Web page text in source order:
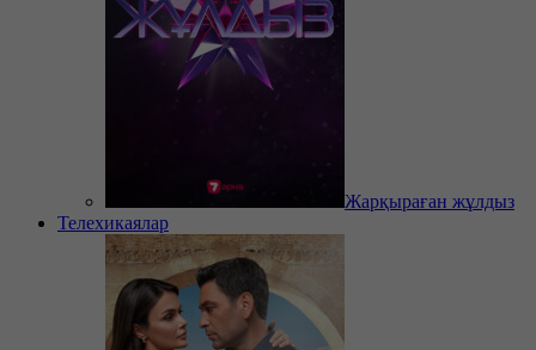
Жарқыраған жұлдыз
Телехикаялар